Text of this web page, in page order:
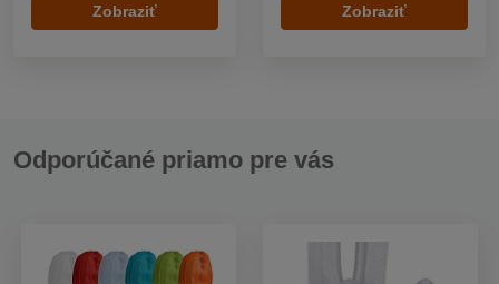
Zobraziť Zobraziť
Odporúčané priamo pre vás